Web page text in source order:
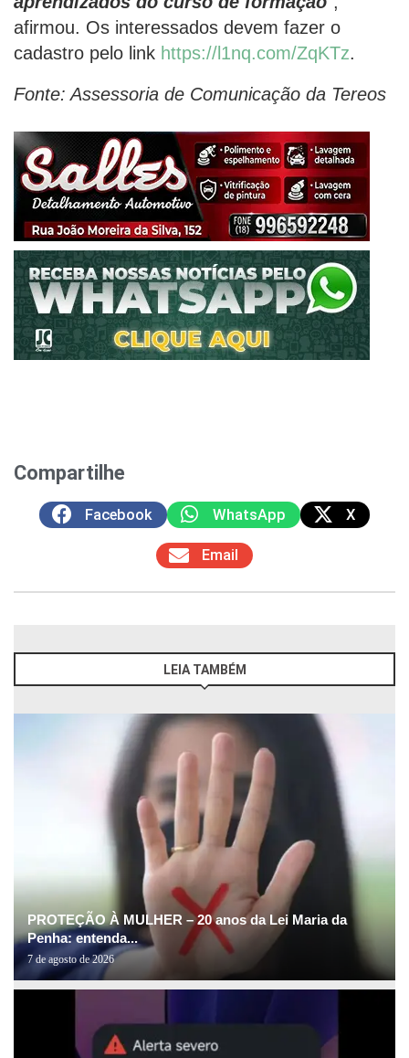
afirmou. Os interessados devem fazer o
cadastro pelo link https://l1nq.com/ZqKTz.
Fonte: Assessoria de Comunicação da Tereos
Compartilhe
Facebook WhatsApp X
Email
LEIA TAMBÉM
PROTEÇÃO À MULHER – 20 anos da Lei Maria da
Penha: entenda...
7 de agosto de 2026